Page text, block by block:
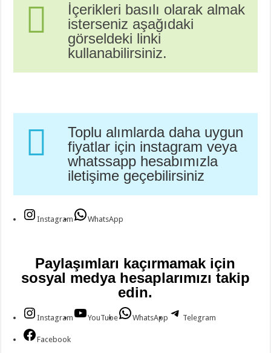
İçerikleri basılı olarak almak
isterseniz aşağıdaki
görseldeki linki
kullanabilirsiniz.
Toplu alımlarda daha uygun
fiyatlar için instagram veya
whatssapp hesabımızla
iletişime geçebilirsiniz
Instagram WhatsApp
Paylaşımları kaçırmamak için
sosyal medya hesaplarımızı takip
edin.
Instagram YouTube WhatsApp Telegram
Facebook